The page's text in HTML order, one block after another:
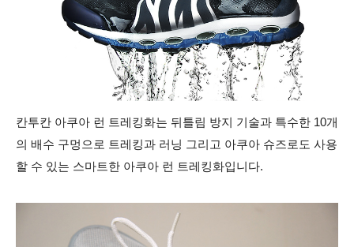
칸투칸 아쿠아 런 트레킹화는 뒤틀림 방지 기술과 특수한 10개
의 배수 구멍으로 트레킹과 러닝 그리고 아쿠아 슈즈로도 사용
할 수 있는 스마트한 아쿠아 런 트레킹화입니다.